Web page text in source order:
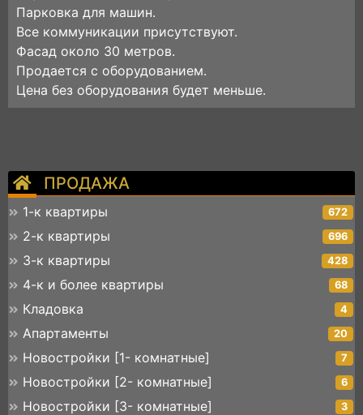
ПРОДАЖА
1-к квартиры 672
2-к квартиры 696
3-к квартиры 428
4-к и более квартиры 68
Кладовка 4
Апартаменты 20
Новостройки [1- комнатные] 7
Новостройки [2- комнатные] 6
Новостройки [3- комнатные] 3
Парковка для машин.
Все коммуникации присутствуют.
Фасад около 30 метров.
Продается с оборудованием.
Цена без оборудования будет меньше.